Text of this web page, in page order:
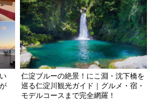
仁淀ブルーの絶景！にこ淵・沈下橋を
巡る仁淀川観光ガイド｜グルメ・宿・
モデルコースまで完全網羅！